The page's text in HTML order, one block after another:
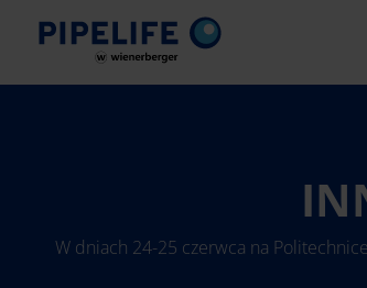
W dniach 24-25 czerwca na